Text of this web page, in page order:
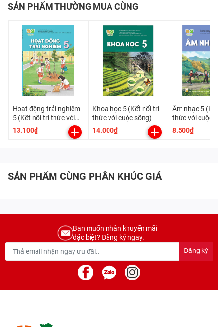
SẢN PHẨM THƯỜNG MUA CÙNG
Hoạt động trải nghiệm
5 (Kết nối tri thức với
cuộc sống)
13.100₫
Khoa học 5 (Kết nối tri
thức với cuộc sống)
14.000₫
Âm nhạc 5
thức với cuộc
8.500₫
SẢN PHẨM CÙNG PHÂN KHÚC GIÁ
Bạn muốn nhận khuyến mãi
đặc biệt? Đăng ký ngay.
Đăng ký